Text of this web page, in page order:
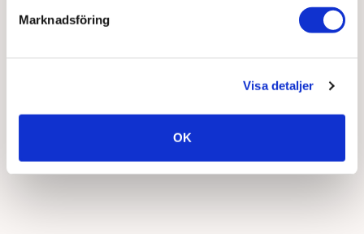
Marknadsföring
Visa detaljer
OK